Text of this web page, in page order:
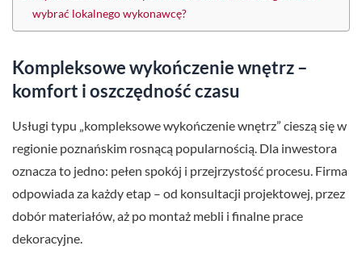
wybrać lokalnego wykonawcę?
Kompleksowe wykończenie wnętrz –
komfort i oszczędność czasu
Usługi typu „kompleksowe wykończenie wnętrz” cieszą się w
regionie poznańskim rosnącą popularnością. Dla inwestora
oznacza to jedno: pełen spokój i przejrzystość procesu. Firma
odpowiada za każdy etap – od konsultacji projektowej, przez
dobór materiałów, aż po montaż mebli i finalne prace
dekoracyjne.